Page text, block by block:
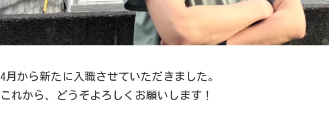
4月から新たに入職させていただきました。
これから、どうぞよろしくお願いします！